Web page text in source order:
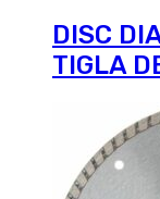
DISC
TIGLA